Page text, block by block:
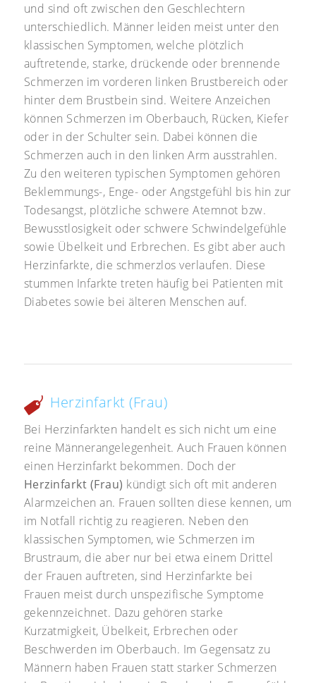
und sind oft zwischen den Geschlechtern
unterschiedlich. Männer leiden meist unter den
klassischen Symptomen, welche plötzlich
auftretende, starke, drückende oder brennende
Schmerzen im vorderen linken Brustbereich oder
hinter dem Brustbein sind. Weitere Anzeichen
können Schmerzen im Oberbauch, Rücken, Kiefer
oder in der Schulter sein. Dabei können die
Schmerzen auch in den linken Arm ausstrahlen.
Zu den weiteren typischen Symptomen gehören
Beklemmungs-, Enge- oder Angstgefühl bis hin zur
Todesangst, plötzliche schwere Atemnot bzw.
Bewusstlosigkeit oder schwere Schwindelgefühle
sowie Übelkeit und Erbrechen. Es gibt aber auch
Herzinfarkte, die schmerzlos verlaufen. Diese
stummen Infarkte treten häufig bei Patienten mit
Diabetes sowie bei älteren Menschen auf.
Herzinfarkt (Frau)
Bei Herzinfarkten handelt es sich nicht um eine
reine Männerangelegenheit. Auch Frauen können
einen Herzinfarkt bekommen. Doch der
Herzinfarkt (Frau) kündigt sich oft mit anderen
Alarmzeichen an. Frauen sollten diese kennen, um
im Notfall richtig zu reagieren. Neben den
klassischen Symptomen, wie Schmerzen im
Brustraum, die aber nur bei etwa einem Drittel
der Frauen auftreten, sind Herzinfarkte bei
Frauen meist durch unspezifische Symptome
gekennzeichnet. Dazu gehören starke
Kurzatmigkeit, Übelkeit, Erbrechen oder
Beschwerden im Oberbauch. Im Gegensatz zu
Männern haben Frauen statt starker Schmerzen